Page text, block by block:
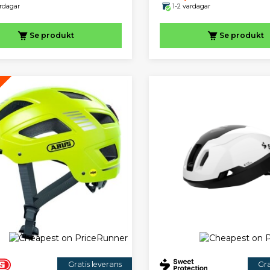
Se produkt
1-2 vardagar
Se produkt
Gratis leverans